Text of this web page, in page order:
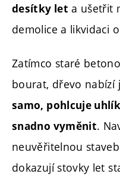
desítky let a ušetřit
demolice a likvidaci
Zatímco staré
bourat, dřevo nabízí
samo, pohlcuje
snadno vyměnit.
neuvěřitelnou
dokazují stovky let